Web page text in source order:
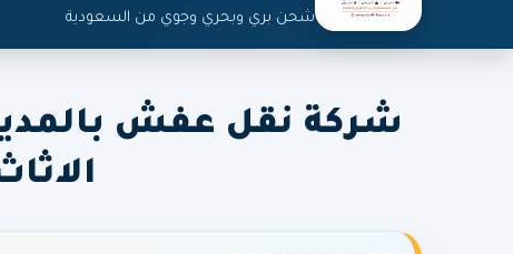
شحن بري وبحري وجوي من السعودية
شركة نقل عفش